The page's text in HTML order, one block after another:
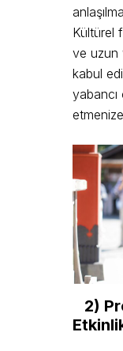
Kültürel
ve uzun
kabul
2)